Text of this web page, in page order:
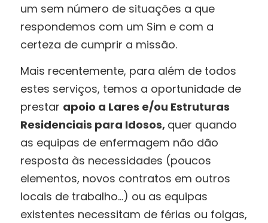
um sem número de situações a que
respondemos com um Sim e com a
certeza de cumprir a missão.
Mais recentemente, para além de todos
estes serviços, temos a oportunidade de
prestar apoio a Lares e/ou Estruturas
Residenciais para Idosos, quer quando
as equipas de enfermagem não dão
resposta às necessidades (poucos
elementos, novos contratos em outros
locais de trabalho…) ou as equipas
existentes necessitam de férias ou folgas,